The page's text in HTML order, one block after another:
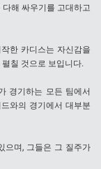
해 싸우기를 고대하고
한 카디스는 자신감을
칠 것으로 보입니다.
경기하는 모든 팀에서
와의 경기에서 대부분
으며, 그들은 그 질주가